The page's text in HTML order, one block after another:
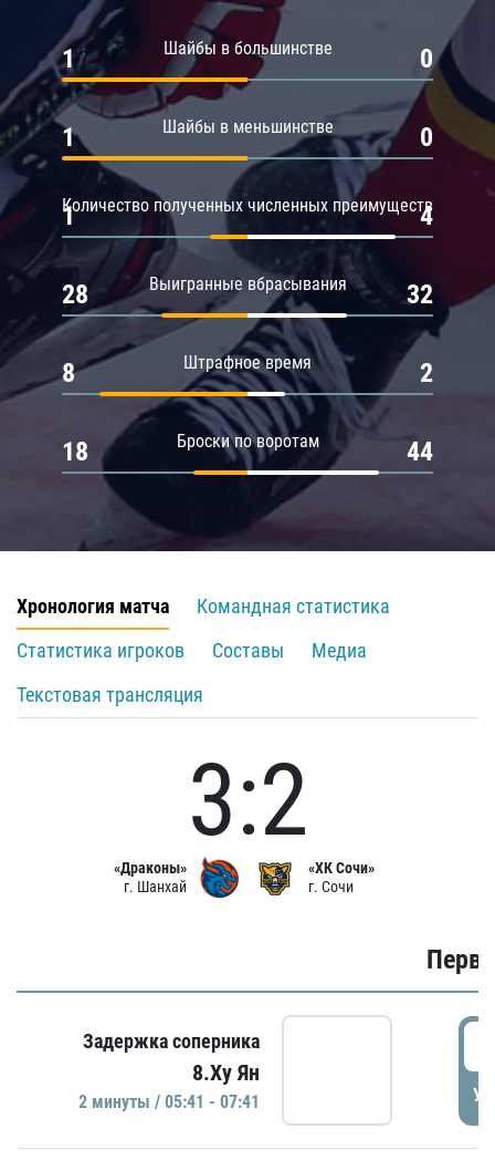
Шайбы в большинстве
1 0
Шайбы в меньшинстве
1 0
Количество полученных численных преимуществ
1 4
Выигранные вбрасывания
28 32
Штрафное время
8 2
Броски по воротам
18 44
Хронология матча
Командная статистика
Статистика игроков
Составы
Медиа
Текстовая трансляция
«Драконы»
г. Шанхай
3:2
«ХК Сочи»
г. Сочи
Задержка соперника
8.Ху Ян
2 минуты / 05:41 - 07:41